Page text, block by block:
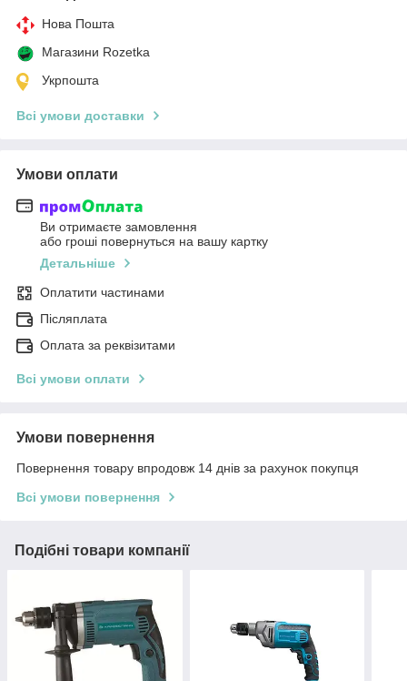
Нова Пошта
Магазини Rozetka
Укрпошта
Всі умови доставки
Умови оплати
Ви отримаєте замовлення
або гроші повернуться на вашу картку
Детальніше
Оплатити частинами
Післяплата
Оплата за реквізитами
Всі умови оплати
Умови повернення
Повернення товару впродовж 14 днів за рахунок покупця
Всі умови повернення
Подібні товари компанії